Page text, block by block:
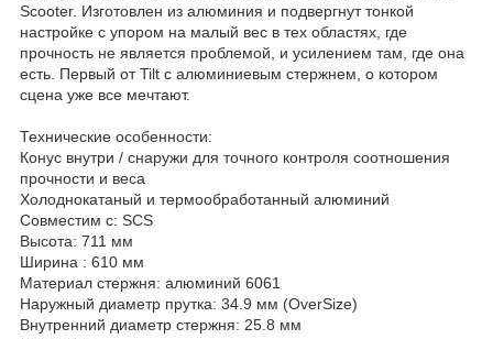
Scooter. Изготовлен из алюминия и подвергнут тонкой
настройке с упором на малый вес в тех областях, где
прочность не является проблемой, и усилением там, где она
есть. Первый от Tilt с алюминиевым стержнем, о котором
сцена уже все мечтают.
Технические особенности:
Конус внутри / снаружи для точного контроля соотношения
прочности и веса
Холоднокатаный и термообработанный алюминий
Совместим с: SCS
Высота: 711 мм
Ширина : 610 мм
Материал стержня: алюминий 6061
Наружный диаметр прутка: 34.9 мм (OverSize)
Внутренний диаметр стержня: 25.8 мм